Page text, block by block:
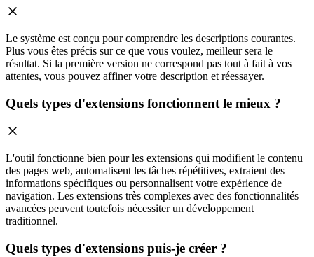
Le système est conçu pour comprendre les descriptions courantes.
Plus vous êtes précis sur ce que vous voulez, meilleur sera le
résultat. Si la première version ne correspond pas tout à fait à vos
attentes, vous pouvez affiner votre description et réessayer.
Quels types d'extensions fonctionnent le mieux ?
L'outil fonctionne bien pour les extensions qui modifient le contenu
des pages web, automatisent les tâches répétitives, extraient des
informations spécifiques ou personnalisent votre expérience de
navigation. Les extensions très complexes avec des fonctionnalités
avancées peuvent toutefois nécessiter un développement
traditionnel.
Quels types d'extensions puis-je créer ?